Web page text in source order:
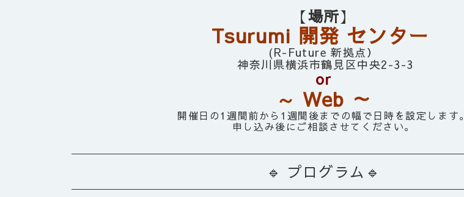
【場所】
Tsurumi 開発 センター
(R-Future 新拠点）
神奈川県横浜市鶴見区中央2-3-3
or
～ Web ～
開催日の1週間前から1週間後までの幅で日時を設定します。
申し込み後にご相談させてください。
🔹 プログラム 🔹